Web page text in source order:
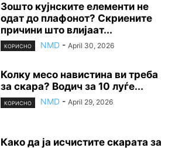
Зошто кујнските елементи не
одат до плафонот? Скриените
причини што влијаат...
КОРИСНО NMD - April 30, 2026
Колку месо навистина ви треба
за скара? Водич за 10 луѓе...
КОРИСНО NMD - April 29, 2026
Како да ја исчистите скарата за